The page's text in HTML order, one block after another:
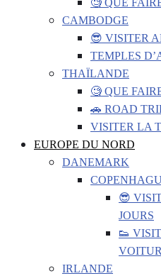
🧐 QUE
CAMBODGE
😎 VISITER
TEMPLES
THAÏLANDE
🧐 QUE
🚗 ROAD
VISITER LA
EUROPE DU NORD
DANEMARK
😎
JOURS
👟
IRLANDE